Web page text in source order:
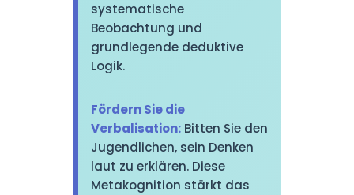
systematische
Beobachtung und
grundlegende deduktive
Logik.
Fördern Sie die
Verbalisation:Bitten Sie den
Jugendlichen, sein Denken
laut zu erklären. Diese
Metakognition stärkt das